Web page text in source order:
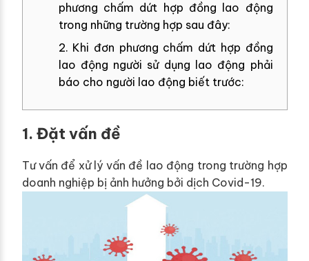
phương chấm dứt hợp đồng lao động
trong những trường hợp sau đây:
2. Khi đơn phương chấm dứt hợp đồng
lao động người sử dụng lao động phải
báo cho người lao động biết trước:
1. Đặt vấn đề
Tư vấn để xử lý vấn đề lao động trong trường hợp
doanh nghiệp bị ảnh hưởng bởi dịch Covid-19.